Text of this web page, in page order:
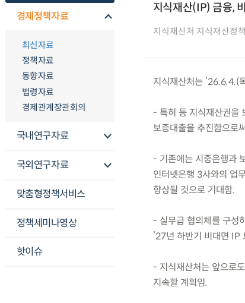
경제정책자료
최신자료
정책자료
동향자료
법령자료
경제관계장관회의
국내연구자료
국외연구자료
맞춤형정책서비스
정책세미나영상
핫이슈
지식재산(IP) 금융,
지식재산처 지식재산정
지식재산처는 ’26.6.4.(
- 특허 등 지식재산권을
보증대출을 추진함으로
- 기존에는 시중은행과
인터넷은행 3사와의 업
향상될 것으로 기대함.
- 실무급 협의체를 구성
’27년 하반기 비대면 IP
- 지식재산처는 앞으로
지속할 계획임.